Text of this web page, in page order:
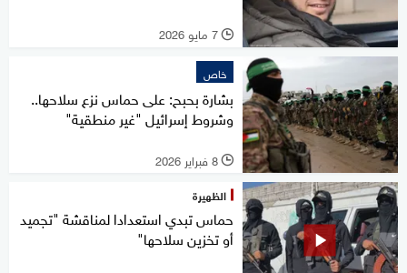
l 7 مايو 2026
خاص
بشارة بحبح: على حماس نزع سلاحها..
وشروط إسرائيل "غير منطقية"
l 8 فبراير 2026
الظهيرة
حماس تبدي استعدادا لمناقشة "تجميد
أو تخزين سلاحها"